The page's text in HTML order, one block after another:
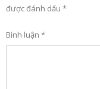
được đánh dấu *
Bình luận *